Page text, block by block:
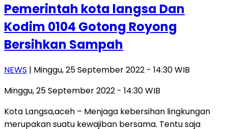
Pemerintah kota langsa Dan
Kodim 0104 Gotong Royong
Bersihkan Sampah
NEWS | Minggu, 25 September 2022 - 14:30 WIB
Minggu, 25 September 2022 - 14:30 WIB
Kota Langsa,aceh – Menjaga kebersihan lingkungan
merupakan suatu kewajiban bersama. Tentu saja